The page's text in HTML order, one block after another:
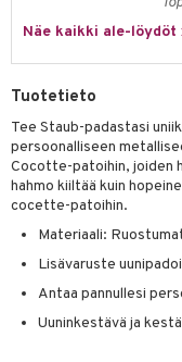
Näe kaikki ale-löydöt
Tuotetieto
Tee Staub-padastasi
persoonalliseen
Cocotte-patoihin, joiden
hahmo kiiltää kuin
cocette-patoihin.
Materiaali:
Lisävaruste
Antaa pannullesi
Uuninkestävä ja
& Tyynyliinat
& Peitot
& Korit
& Veistokset
Art
& Lyhdyt
& Hyllyt
& Koukut
& Korit
tekstiilit
tekstiilit
& Tyynyliinat
& Peitot
hyönteissuoja
ruokinta
& Lyhdyt
& vastauksia